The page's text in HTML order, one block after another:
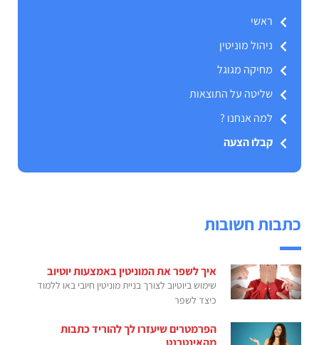
ראשי
ניהול מוניטין
מחיקה מגוגל
שליטה על התוצאות
למה אנחנו ?
קבלו הצעה
כתבות חשובות
איך לשפר את המוניטין באמצעות יוטיוב
שימוש ביוטיוב לצורך בניית מוניטין חיובי באו ללמוד
כיצד לשפר
הפרמטרים שיעזרו לך להוריד כתבות